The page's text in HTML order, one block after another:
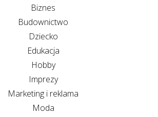
Biznes
Budownictwo
Dziecko
Edukacja
Hobby
Imprezy
Marketing i reklama
Moda